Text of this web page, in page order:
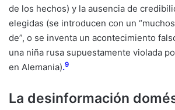
de los hechos) y la ausencia de
elegidas (se introducen con un
de”, o se inventa un acontecimiento
una niña rusa supuestamente violada
en Alemania).9
La desinformación